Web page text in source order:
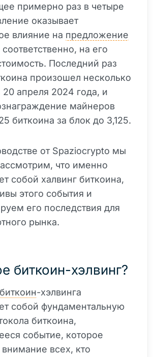
примерно раз в четыре
оказывает
влияние на предложение
на его
Последний раз
произошел несколько
20 апреля 2024 года, и
майнеров
биткоина за блок до 3,125.
от Spaziocrypto мы
что именно
собой халвинг биткоина,
этого события и
его последствия для
рынка.
биткоин-хэлвинг?
биткоин-хэлвинга
собой фундаментальную
биткоина,
событие, которое
всех, кто